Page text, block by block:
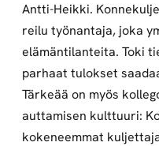
Antti-Heikki.
reilu työnantaja, joka
elämäntilanteita. Toki
parhaat tulokset
Tärkeää on myös
auttamisen kulttuuri:
kokeneemmat